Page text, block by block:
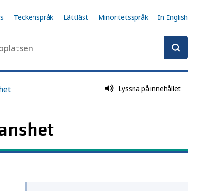
Teckenspråk Lättläst Minoritetsspråk In English
Lyssna på innehållet